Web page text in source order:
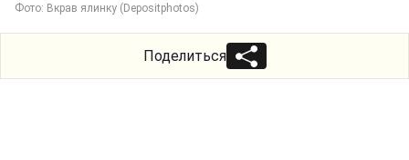
Фото: Вкрав ялинку (Depositphotos)
Поделиться